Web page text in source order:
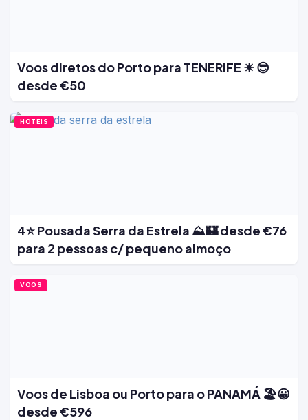
Voos diretos do Porto para TENERIFE ☀ 😎
desde €50
HOTÉIS
4⭐ Pousada Serra da Estrela ⛰️🏰 desde €76
para 2 pessoas c/ pequeno almoço
VOOS
Voos de Lisboa ou Porto para o PANAMÁ 🏖️😀
desde €596